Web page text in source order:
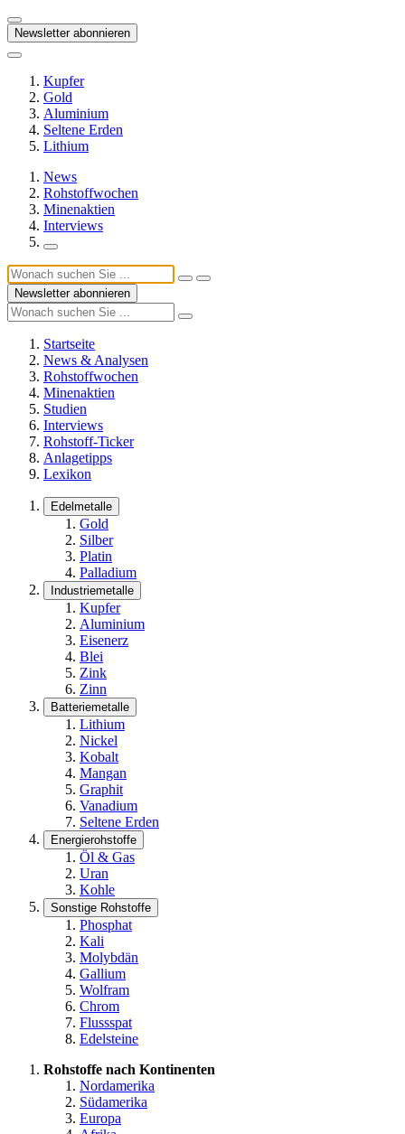
Newsletter abonnieren
Kupfer
Gold
Aluminium
Seltene Erden
Lithium
News
Rohstoffwochen
Minenaktien
Interviews
Newsletter abonnieren
Startseite
News & Analysen
Rohstoffwochen
Minenaktien
Studien
Interviews
Rohstoff-Ticker
Anlagetipps
Lexikon
Edelmetalle
Gold
Silber
Platin
Palladium
Industriemetalle
Kupfer
Aluminium
Eisenerz
Blei
Zink
Zinn
Batteriemetalle
Lithium
Nickel
Kobalt
Mangan
Graphit
Vanadium
Seltene Erden
Energierohstoffe
Öl & Gas
Uran
Kohle
Sonstige Rohstoffe
Phosphat
Kali
Molybdän
Gallium
Wolfram
Chrom
Flussspat
Edelsteine
Rohstoffe nach Kontinenten
Nordamerika
Südamerika
Europa